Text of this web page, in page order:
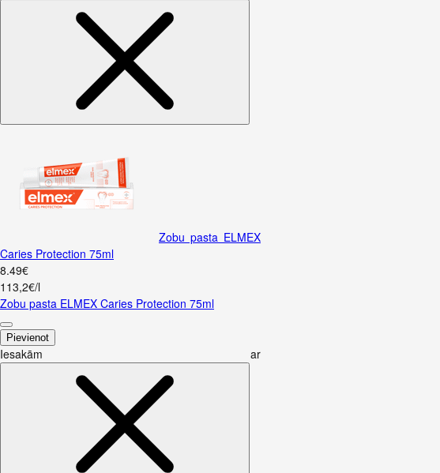
Zobu pasta ELMEX
Caries Protection 75ml
8.49€
113,2€/l
Zobu pasta ELMEX Caries Protection 75ml
Pievienot
Iesakām ar